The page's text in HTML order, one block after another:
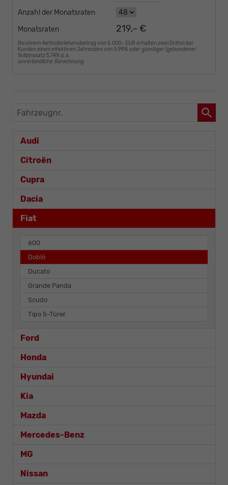
Anzahl der Monatsraten
Monatsraten
219,– €
Bei einem Nettodarlehensbetrag von 5.000,- EUR erhalten zwei Drittel der
Kunden einen effektiven Jahreszins von 5,99% oder günstiger (gebundener
Sollzinssatz 5,74% p.a.
unverbindliche Berechnung
Fahrzeugnr.
Audi
Citroën
Cupra
Dacia
Fiat
600
Doblò
Ducato
Grande Panda
Scudo
Tipo 5-Türer
Ford
Honda
Hyundai
Kia
Mazda
Mercedes-Benz
MG
Nissan